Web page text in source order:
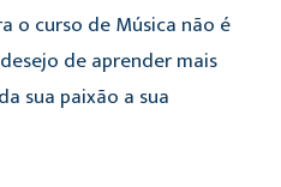
o curso de Música não é
de aprender mais
sua paixão a sua